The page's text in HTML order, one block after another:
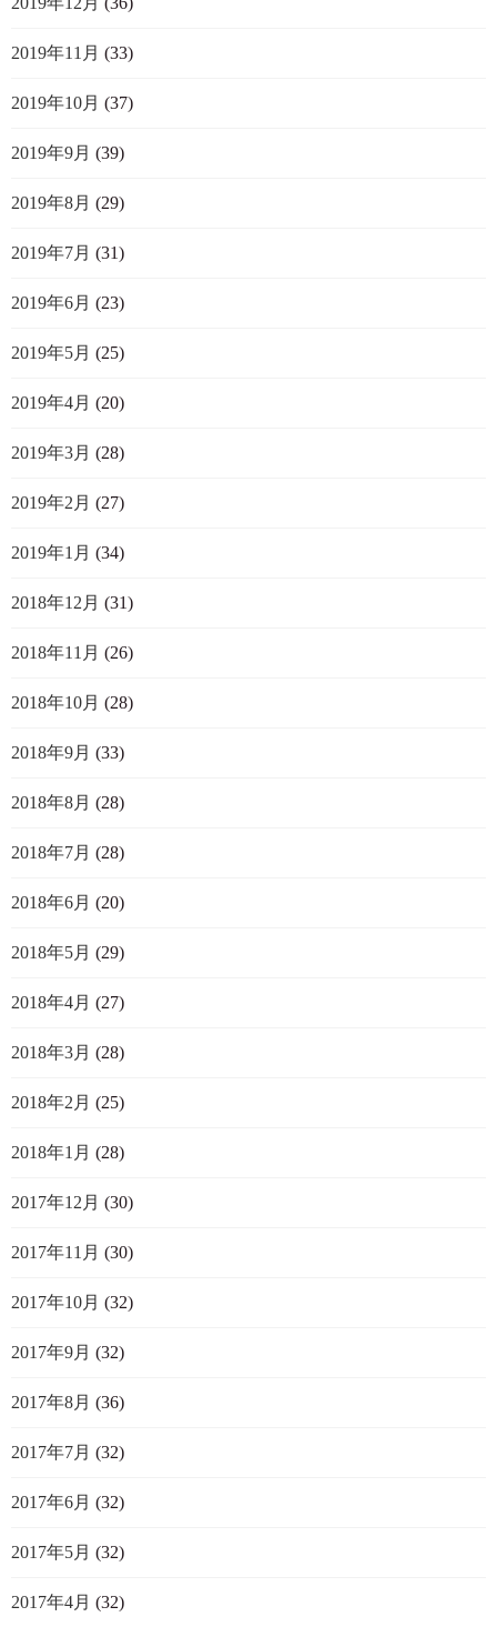
2019年11月 (33)
2019年10月 (37)
2019年9月 (39)
2019年8月 (29)
2019年7月 (31)
2019年6月 (23)
2019年5月 (25)
2019年4月 (20)
2019年3月 (28)
2019年2月 (27)
2019年1月 (34)
2018年12月 (31)
2018年11月 (26)
2018年10月 (28)
2018年9月 (33)
2018年8月 (28)
2018年7月 (28)
2018年6月 (20)
2018年5月 (29)
2018年4月 (27)
2018年3月 (28)
2018年2月 (25)
2018年1月 (28)
2017年12月 (30)
2017年11月 (30)
2017年10月 (32)
2017年9月 (32)
2017年8月 (36)
2017年7月 (32)
2017年6月 (32)
2017年5月 (32)
2017年4月 (32)